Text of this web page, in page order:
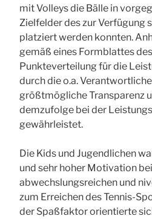
mit Volleys die Bälle in
Zielfelder des zur Verfügung
platziert werden konnten.
gemäß eines Formblattes
Punkteverteilung für die
durch die o.a.
größtmögliche Transparenz
demzufolge bei der
gewährleistet.
Die Kids und Jugendlichen
und sehr hoher Motivation
abwechslungsreichen und
zum Erreichen des Tennis-
der Spaßfaktor orientierte